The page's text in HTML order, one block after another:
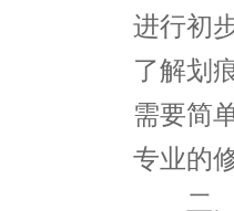
进行初
了解划
需要简
专业的
二、